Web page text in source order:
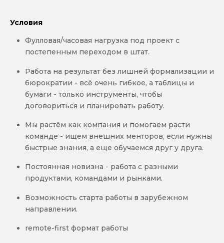
Условия
Фулловая/часовая нагрузка под проект с
постепенным переходом в штат.
Работа на результат без лишней формализации и
бюрократии - всё очень гибкое, а таблицы и
бумаги - только инструменты, чтобы
договориться и планировать работу.
Мы растём как компания и помогаем расти
команде - ищем внешних менторов, если нужны
быстрые знания, а еще обучаемся друг у друга.
Постоянная новизна - работа с разными
продуктами, командами и рынками.
Возможность старта работы в зарубежном
направлении.
remote-first формат работы